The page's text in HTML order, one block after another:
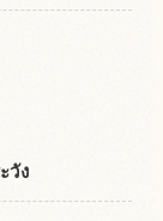
วัง